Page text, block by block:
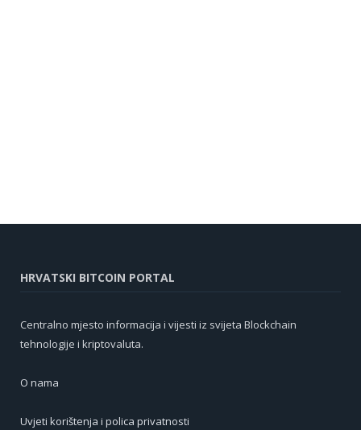
HRVATSKI BITCOIN PORTAL
Centralno mjesto informacija i vijesti iz svijeta Blockchain
tehnologije i kriptovaluta.
O nama
Uvjeti korištenja i polica privatnosti